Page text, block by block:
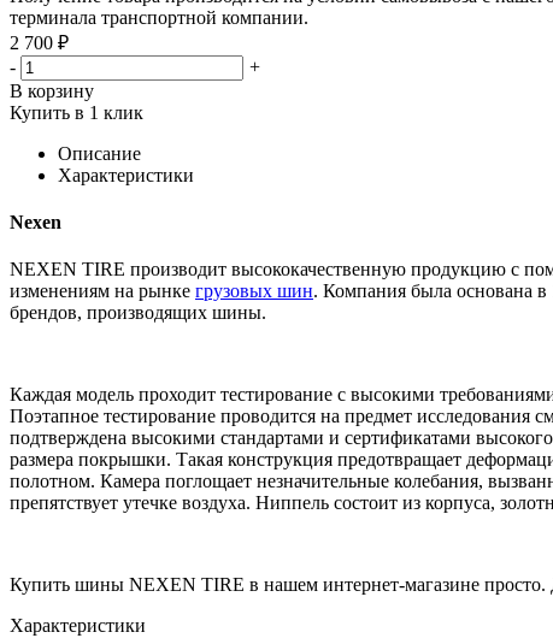
терминала транспортной компании.
2 700 ₽
-
+
В корзину
Купить в 1 клик
Описание
Характеристики
Nexen
NEXEN TIRE производит высококачественную продукцию с
изменениям на рынке грузовых шин. Компания была основана
брендов, производящих шины.
Каждая модель проходит тестирование с высокими
Поэтапное тестирование проводится на предмет исследования
подтверждена высокими стандартами и сертификатами
размера покрышки. Такая конструкция предотвращает
полотном. Камера поглощает незначительные колебания,
препятствует утечке воздуха. Ниппель состоит из корпуса,
Купить шины NEXEN TIRE в нашем интернет-магазине просто.
Характеристики